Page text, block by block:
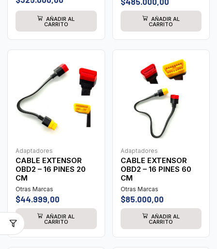
AÑADIR AL
CARRITO
AÑADIR AL
CARRITO
Adaptadores
CABLE EXTENSOR
OBD2 – 16 PINES 20
CM
Otras Marcas
$44.999,00
AÑADIR AL
CARRITO
Adaptadores
CABLE EXTENSOR
OBD2 – 16 PINES 60
CM
Otras Marcas
$85.000,00
AÑADIR AL
CARRITO